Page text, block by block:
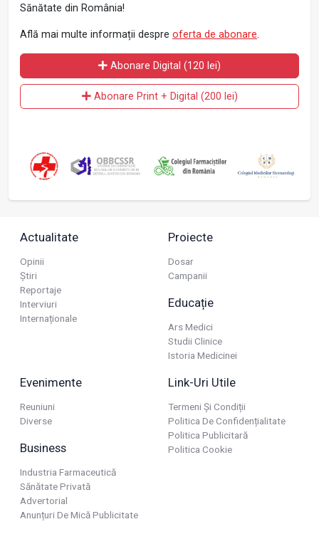
Sănătate din România!
Află mai multe informații despre oferta de abonare.
Abonare Digital (120 lei)
Abonare Print + Digital (200 lei)
Actualitate
Opinii
Știri
Reportaje
Interviuri
Internaționale
Proiecte
Dosar
Campanii
Educație
Ars Medici
Studii Clinice
Istoria Medicinei
Evenimente
Reuniuni
Diverse
Business
Industria Farmaceutică
Sănătate Privată
Advertorial
Anunțuri De Mică Publicitate
Link-Uri Utile
Termeni Și Condiții
Politica De Confidențialitate
Politica Publicitară
Politica Cookie